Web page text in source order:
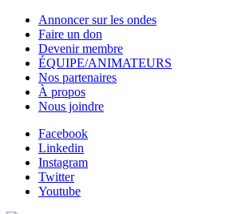
Annoncer sur les ondes
Faire un don
Devenir membre
ÉQUIPE/ANIMATEURS
Nos partenaires
À propos
Nous joindre
Facebook
Linkedin
Instagram
Twitter
Youtube